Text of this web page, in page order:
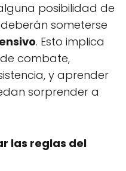
posibilidad de
someterse
. Esto implica
combate,
y aprender
sorprender a
las reglas del